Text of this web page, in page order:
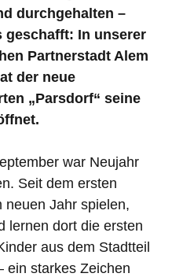
durchgehalten –
geschafft: In unserer
Partnerstadt Alem
der neue
„Parsdorf“ seine
war Neujahr
Seit dem ersten
neuen Jahr spielen,
lernen dort die ersten
aus dem Stadtteil
ein starkes Zeichen